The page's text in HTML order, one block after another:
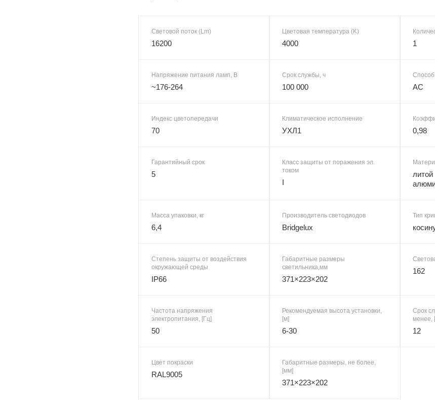
Световой поток (Lm)
16200
Цветовая температура (K)
4000 1
Напряжение питания ламп, В
~176-264
Срок службы, ч
100 000 AC
Индекс цветопередачи
70
Климатическое исполнение
УХЛ1 0,98
Гарантийный срок
5
Класс защиты от поражения эл.
током
I
Масса упаковки, кг
6,4
Производитель светодиодов
Bridgelux
Тип
Степень защиты от воздействия
окружающей среды
IP66
Габаритные размеры
светильника,мм
371×223×202
162
Частота напряжения
электропитания, [Гц]
50
Рекомендуемая высота установки,
[м]
6-30
Срок
менее,
12
Цвет покраски
RAL9005
Габаритные размеры, не более,
[мм]
371×223×202